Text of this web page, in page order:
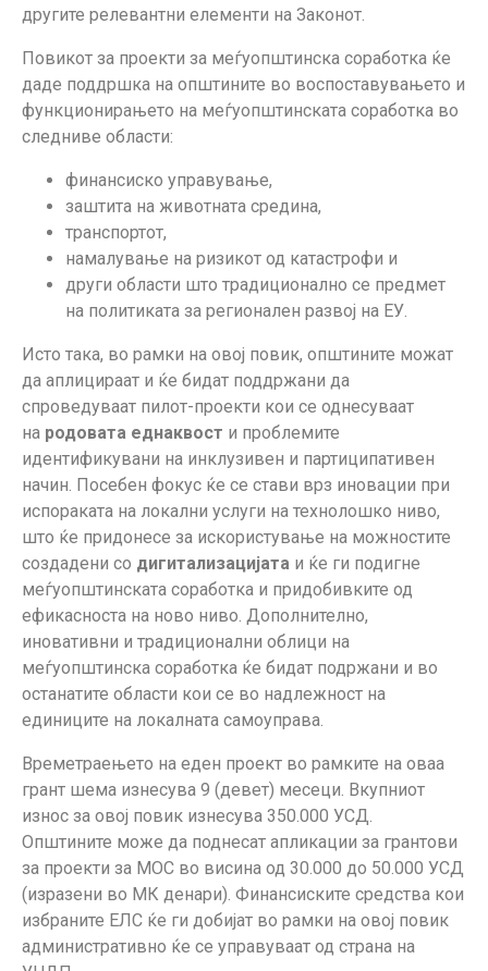
другите релевантни елементи на Законот.
Повикот за проекти за меѓуопштинска соработка ќе
даде поддршка на општините во воспоставувањето и
функционирањето на меѓуопштинската соработка во
следниве области:
финансиско управување,
заштита на животната средина,
транспортот,
намалување на ризикот од катастрофи и
други области што традиционално се предмет
на политиката за регионален развој на ЕУ.
Исто така, во рамки на овој повик, општините можат
да аплицираат и ќе бидат поддржани да
спроведуваат пилот-проекти кои се однесуваат
на родовата еднаквост и проблемите
идентификувани на инклузивен и партиципативен
начин. Посебен фокус ќе се стави врз иновации при
испораката на локални услуги на технолошко ниво,
што ќе придонесе за искористување на можностите
создадени со дигитализацијата и ќе ги подигне
меѓуопштинската соработка и придобивките од
ефикасноста на ново ниво. Дополнително,
иновативни и традиционални облици на
меѓуопштинска соработка ќе бидат подржани и во
останатите области кои се во надлежност на
единиците на локалната самоуправа.
Времетраењето на еден проект во рамките на оваа
грант шема изнесува 9 (девет) месеци. Вкупниот
износ за овој повик изнесува 350.000 УСД.
Општините може да поднесат апликации за грантови
за проекти за МОС во висина од 30.000 до 50.000 УСД
(изразени во МК денари). Финансиските средства кои
избраните ЕЛС ќе ги добијат во рамки на овој повик
административно ќе се управуваат од страна на